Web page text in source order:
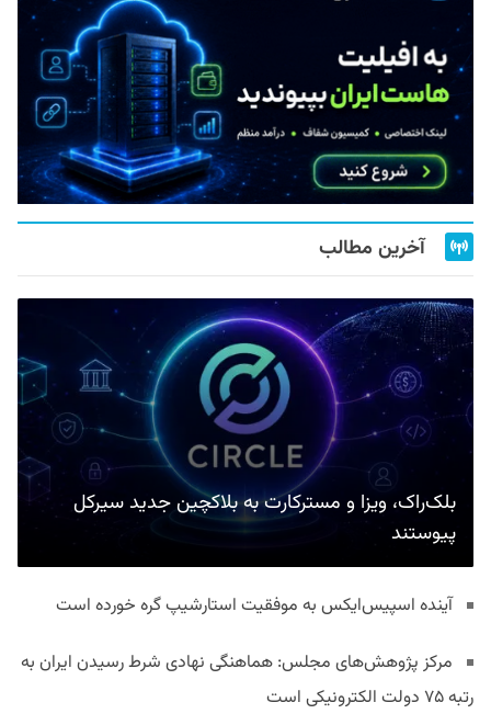
آخرین مطالب
بلک‌راک، ویزا و مسترکارت به بلاکچین جدید سیرکل
پیوستند
آینده اسپیس‌ایکس به موفقیت استارشیپ گره خورده است
مرکز پژوهش‌های مجلس: هماهنگی نهادی شرط رسیدن ایران به
رتبه ۷۵ دولت الکترونیکی است